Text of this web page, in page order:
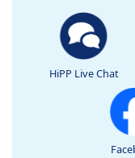
HiPP Live Chat